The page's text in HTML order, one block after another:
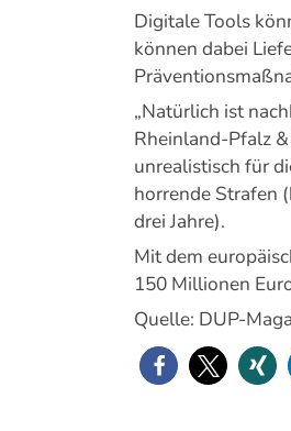
Digitale Tools
können dabei
„Natürlich ist
Rheinland-Pfalz
unrealistisch für
horrende Strafen
drei Jahre).
Mit dem
150 Millionen
Quelle: DUP-